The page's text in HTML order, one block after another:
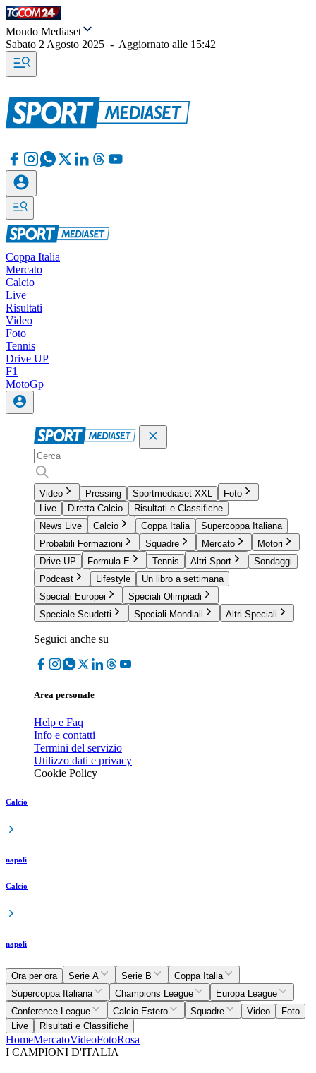
Mondo Mediaset
Sabato 2 Agosto 2025 - Aggiornato alle 15:42
Coppa Italia
Mercato
Calcio
Live
Risultati
Video
Foto
Tennis
Drive UP
F1
MotoGp
Video Pressing Sportmediaset XXL
Foto
Live
Diretta Calcio
Risultati e Classifiche
News Live
Calcio Coppa Italia
Supercoppa Italiana
Probabili Formazioni
Squadre Mercato
Motori
Drive UP
Formula E Tennis Altri Sport
Sondaggi
Podcast
Lifestyle
Un libro a settimana
Speciali Europei
Speciali Olimpiadi
Speciale Scudetti
Speciali Mondiali Altri Speciali
Seguici anche su
Area personale
Help e Faq
Info e contatti
Termini del servizio
Utilizzo dati e privacy
Cookie Policy
Calcio
napoli
Calcio
napoli
Ora per ora Serie A Serie B
Coppa Italia
Supercoppa Italiana
Champions League
Europa League
Conference League
Calcio Estero Squadre Video
Foto
Live
Risultati e Classifiche
HomeMercatoVideoFotoRosa
I CAMPIONI D'ITALIA